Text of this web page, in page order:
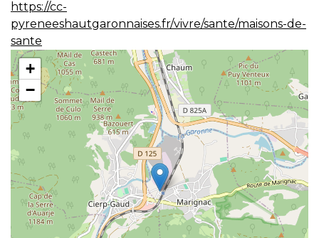
https://cc-
pyreneeshautgaronnaises.fr/vivre/sante/maisons-de-
sante
+
−